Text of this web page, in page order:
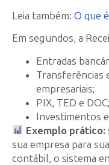
Leia também: O que
Em segundos, a
Entradas
Transferências
empresariais;
PIX, TED e DOC;
Investimentos
Exemplo prático:
sua empresa para
contábil, o sistema